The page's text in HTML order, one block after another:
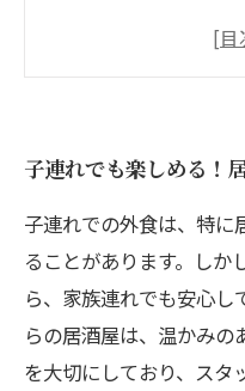
温かい雰囲気が魅
子供がリラックス
は？
家族の特別な時間
め
安心して訪れられ
よう
子連れでも楽しめる！
子連れでの外食は、特に
ることがあります。しか
ら、家族連れでも安心し
らの居酒屋は、温かみ
を大切にしており、スタ